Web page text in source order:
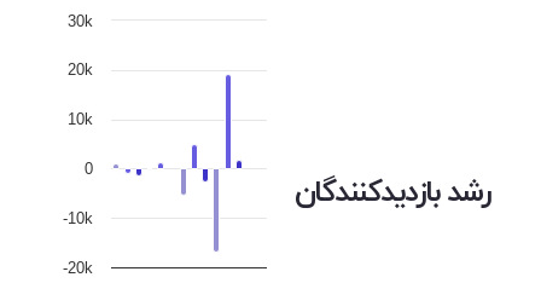
رشد بازدیدکنندگان
-20k
-10k
0
10k
20k
30k